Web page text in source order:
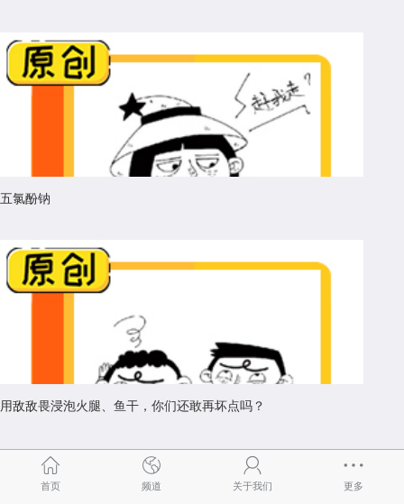
五氯酚钠
用敌敌畏浸泡火腿、鱼干，你们还敢再坏点吗？
科普手册
首页 频道 关于我们 更多